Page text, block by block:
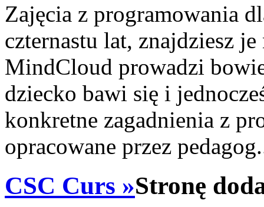
Zajęcia z programowania
czternastu lat, znajdziesz
MindCloud prowadzi
dziecko bawi się i
konkretne zagadnienia z
opracowane przez
CSC Curs »Stronę